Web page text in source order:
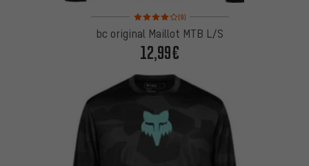
Valoración media: 4 de 5 basada en 9 reseñas
(9)
bc original Maillot MTB L/S
12,99€